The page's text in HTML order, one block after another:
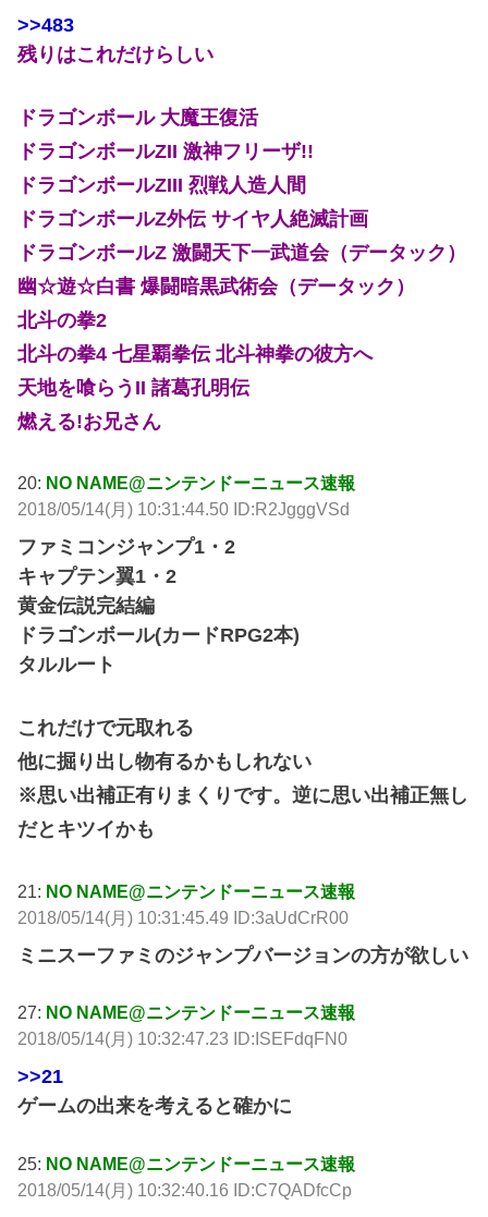
>>483
残りはこれだけらしい
ドラゴンボール 大魔王復活
ドラゴンボールZII 激神フリーザ!!
ドラゴンボールZIII 烈戦人造人間
ドラゴンボールZ外伝 サイヤ人絶滅計画
ドラゴンボールZ 激闘天下一武道会（データック）
幽☆遊☆白書 爆闘暗黒武術会（データック）
北斗の拳2
北斗の拳4 七星覇拳伝 北斗神拳の彼方へ
天地を喰らうII 諸葛孔明伝
燃える!お兄さん
20: NO NAME@ニンテンドーニュース速報
2018/05/14(月) 10:31:44.50 ID:R2JgggVSd
ファミコンジャンプ1・2
キャプテン翼1・2
黄金伝説完結編
ドラゴンボール(カードRPG2本)
タルルート
これだけで元取れる
他に掘り出し物有るかもしれない
※思い出補正有りまくりです。逆に思い出補正無し
だとキツイかも
21: NO NAME@ニンテンドーニュース速報
2018/05/14(月) 10:31:45.49 ID:3aUdCrR00
ミニスーファミのジャンプバージョンの方が欲しい
27: NO NAME@ニンテンドーニュース速報
2018/05/14(月) 10:32:47.23 ID:ISEFdqFN0
>>21
ゲームの出来を考えると確かに
25: NO NAME@ニンテンドーニュース速報
2018/05/14(月) 10:32:40.16 ID:C7QADfcCp